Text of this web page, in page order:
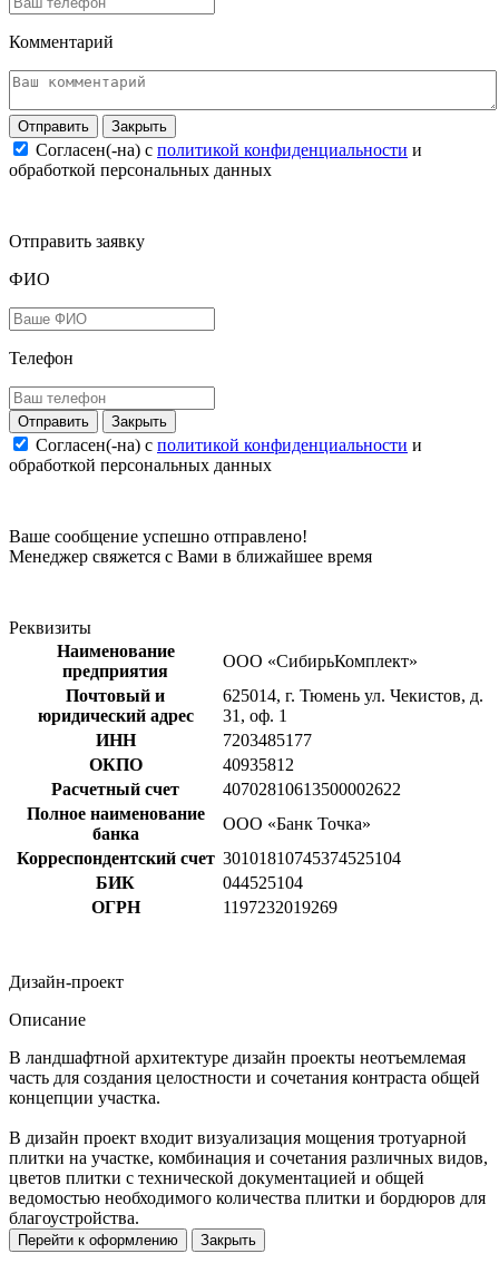
Комментарий
Закрыть
Согласен(-на) c политикой конфиденциальности и
обработкой персональных данных
Отправить заявку
ФИО
Телефон
Закрыть
Согласен(-на) c политикой конфиденциальности и
обработкой персональных данных
Ваше сообщение успешно отправлено!
Менеджер свяжется с Вами в ближайшее время
Реквизиты
Наименование
предприятия
ООО «СибирьКомплект»
Почтовый и
юридический адрес
625014, г. Тюмень ул. Чекистов, д.
31, оф. 1
ИНН
7203485177
ОКПО
40935812
Расчетный счет
40702810613500002622
Полное наименование
банка
ООО «Банк Точка»
Корреспондентский счет 30101810745374525104
БИК
044525104
ОГРН
1197232019269
Дизайн-проект
Описание
В ландшафтной архитектуре дизайн проекты неотъемлемая
часть для создания целостности и сочетания контраста общей
концепции участка.
В дизайн проект входит визуализация мощения тротуарной
плитки на участке, комбинация и сочетания различных видов,
цветов плитки с технической документацией и общей
ведомостью необходимого количества плитки и бордюров для
благоустройства.
Перейти к оформлению Закрыть